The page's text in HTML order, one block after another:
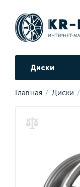
Диски
Главная Диски